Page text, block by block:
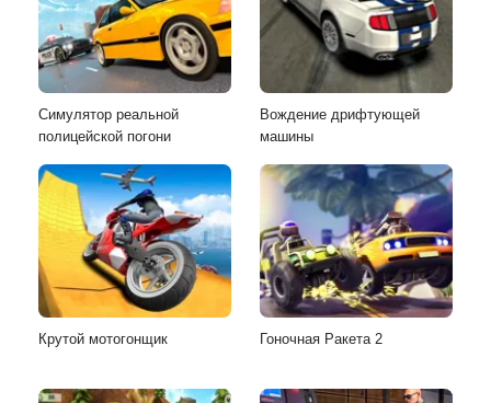
Симулятор реальной
полицейской погони
Вождение дрифтующей
машины
Крутой мотогонщик Гоночная Ракета 2